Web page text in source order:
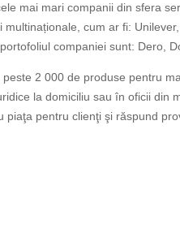
mai mari companii din sfera
cum ar fi:
companiei sunt: Dero,
peste 2 000 de produse pentru
la domiciliu sau în oficii din
piaţa pentru clienţi şi răspund